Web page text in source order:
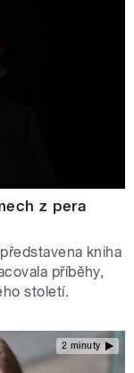
z pera
kniha
příběhy,
století.
2 minuty